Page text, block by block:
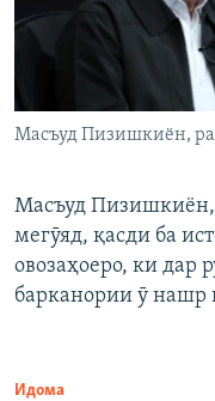
Масъуд Пизишкиён,
Масъуд
мегӯяд, қасди ба
овозаҳоеро, ки дар
барканории ӯ нашр
Идома